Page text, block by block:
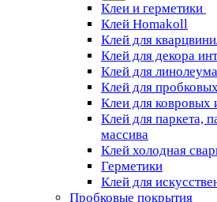
Клеи и герметики
Клей Homakoll
Клей для
Клей для декора
Клей для линолеума
Клей для
Клеи для ковровых
Клей для паркета,
массива
Клей холодная
Герметики
Клей для
Пробковые покрытия